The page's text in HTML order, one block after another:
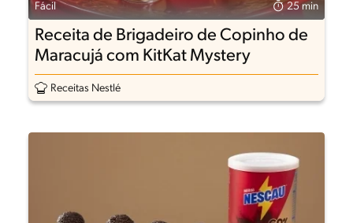
Fácil 25 min
Receita de Brigadeiro de Copinho de
Maracujá com KitKat Mystery
Receitas Nestlé